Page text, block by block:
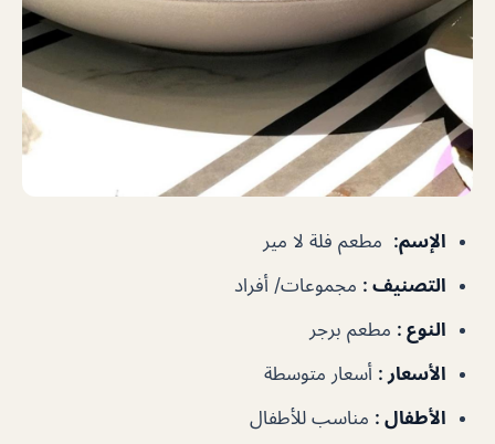
الإسم: مطعم فلة لا مير
التصنيف : مجموعات/ أفراد
النوع : مطعم برجر
الأسعار : أسعار متوسطة
الأطفال : مناسب للأطفال